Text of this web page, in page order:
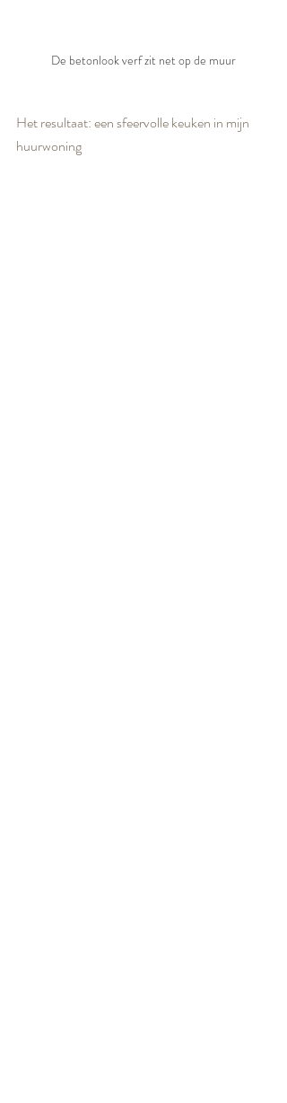
De betonlook verf zit net op de muur
Het resultaat: een sfeervolle keuken in mijn
huurwoning